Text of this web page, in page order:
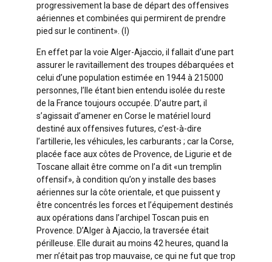
progressivement la base de départ des offensives
aériennes et combinées qui permirent de prendre
pied sur le continent». (I)
En effet par la voie Alger-Ajaccio, il fallait d’une part
assurer le ravitaillement des troupes débarquées et
celui d’une population estimée en 1944 à 215000
personnes, l’Ile étant bien entendu isolée du reste
de la France toujours occupée. D’autre part, il
s’agissait d’amener en Corse le matériel lourd
destiné aux offensives futures, c’est-à-dire
l’artillerie, les véhicules, les carburants ; car la Corse,
placée face aux côtes de Provence, de Ligurie et de
Toscane allait être comme on l’a dit «un tremplin
offensif», à condition qu’on y installe des bases
aériennes sur la côte orientale, et que puissent y
être concentrés les forces et l’équipement destinés
aux opérations dans l’archipel Toscan puis en
Provence. D’Alger à Ajaccio, la traversée était
périlleuse. Elle durait au moins 42 heures, quand la
mer n’était pas trop mauvaise, ce qui ne fut que trop